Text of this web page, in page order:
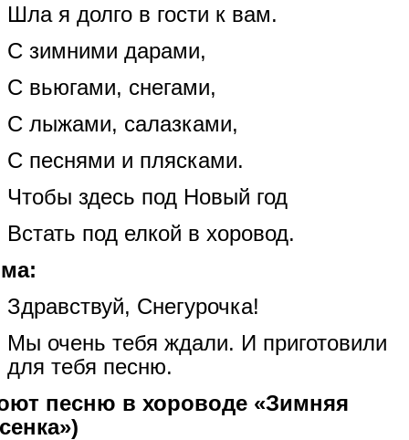
Шла я долго в гости к вам.
С зимними дарами,
С вьюгами, снегами,
С лыжами, салазками,
С песнями и плясками.
Чтобы здесь под Новый год
Встать под елкой в хоровод.
Здравствуй, Снегурочка!
Мы очень тебя ждали. И приготовили
для тебя песню.
песню в хороводе «Зимняя